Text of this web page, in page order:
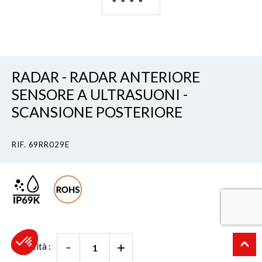
RADAR - RADAR ANTERIORE
SENSORE A ULTRASUONI -
SCANSIONE POSTERIORE
RIF. 69RR029E
Quantità :